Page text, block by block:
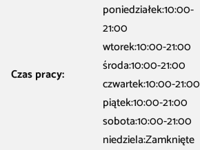
Czas pracy:
poniedziałek:10:00-
21:00
wtorek:10:00-21:00
środa:10:00-21:00
czwartek:10:00-21:00
piątek:10:00-21:00
sobota:10:00-21:00
niedziela:Zamknięte